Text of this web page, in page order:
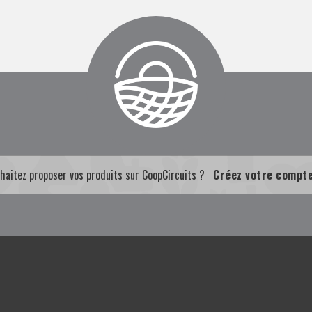
proposer vos produits sur CoopCircuits ? Créez votre